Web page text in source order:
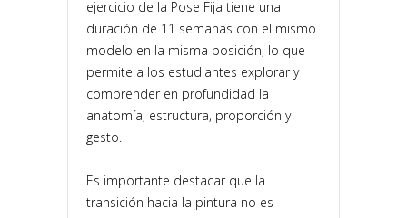
ejercicio de la Pose Fija tiene una
duración de 11 semanas con el mismo
modelo en la misma posición, lo que
permite a los estudiantes explorar y
comprender en profundidad la
anatomía, estructura, proporción y
gesto.
Es importante destacar que la
transición hacia la pintura no es